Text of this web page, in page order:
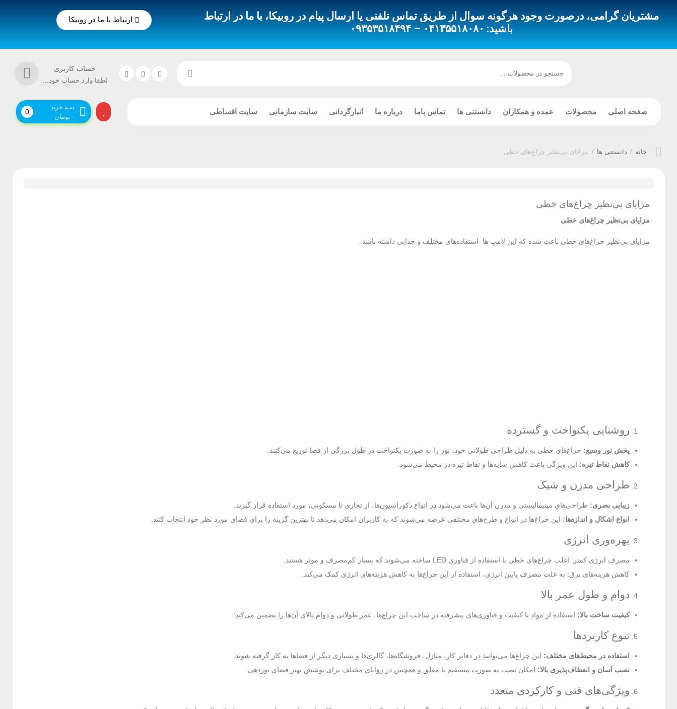
مشتریان گرامی، درصورت وجود هرگونه سوال از طریق تماس تلفنی یا ارسال پیام در روبیکا، با ما در ارتباط
باشید: ۰۴۱۳۵۵۱۸۰۸۰ – ۰۹۳۵۳۵۱۸۴۹۴
ارتباط با ما در روبیکا
حساب کاربری
لطفا وارد حساب خود شوید!
صفحه اصلی محصولات عمده و همکاران دانستنی ها تماس باما درباره ما انبارگردانی سایت سازمانی سایت اقساطی
سبد خرید
تومان۰
0
خانه / دانستنی ها / مزایای بی‌نظیر چراغ‌های خطی
مزایای بی‌نظیر چراغ‌های خطی
مزایای بی‌نظیر چراغ‌های خطی
مزایای بی‌نظیر چراغ‌های خطی باعث شده که این لامپ ها استفاده‌های مختلف و جذابی داشته باشد.
روشنایی یکنواخت و گسترده
پخش نور وسیع: چراغ‌های خطی به دلیل طراحی طولانی خود، نور را به صورت یکنواخت در طول بزرگی از فضا توزیع می‌کنند.
کاهش نقاط تیره: این ویژگی باعث کاهش سایه‌ها و نقاط تیره در محیط می‌شود.
طراحی مدرن و شیک
زیبایی بصری: طراحی‌های مینیمالیستی و مدرن آن‌ها باعث می‌شود در انواع دکوراسیون‌ها، از تجاری تا مسکونی، مورد استفاده قرار گیرند.
انواع اشکال و اندازه‌ها: این چراغ‌ها در انواع و طرح‌های مختلفی عرضه می‌شوند که به کاربران امکان می‌دهد تا بهترین گزینه را برای فضای مورد نظر خود انتخاب کنند.
بهر‌ه‌وری انرژی
مصرف انرژی کمتر: اغلب چراغ‌های خطی با استفاده از فناوری LED ساخته می‌شوند که بسیار کم‌مصرف و موثر هستند.
کاهش هزینه‌های برق: به علت مصرف پایین انرژی، استفاده از این چراغ‌ها به کاهش هزینه‌های انرژی کمک می‌کند.
دوام و طول عمر بالا
کیفیت ساخت بالا: استفاده از مواد با کیفیت و فناوری‌های پیشرفته در ساخت این چراغ‌ها، عمر طولانی و دوام بالای آن‌ها را تضمین می‌کند.
تنوع کاربردها
استفاده در محیط‌های مختلف: این چراغ‌ها می‌توانند در دفاتر کار، منازل، فروشگاه‌ها، گالری‌ها و بسیاری دیگر از فضاها به کار گرفته شوند.
نصب آسان و انعطاف‌پذیری بالا: امکان نصب به صورت مستقیم یا معلق و همچنین در زوایای مختلف برای پوشش بهتر فضای نوردهی.
ویژگی‌های فنی و کارکردی متعدد